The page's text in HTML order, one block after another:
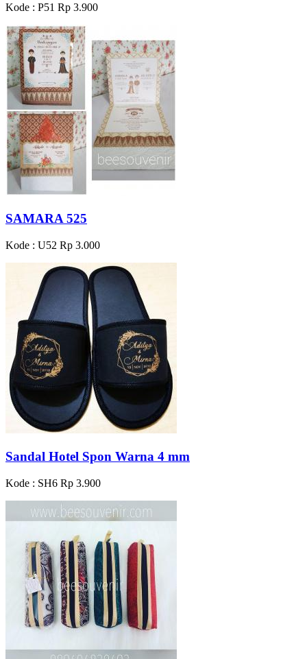
Kode : P51 Rp 3.900
SAMARA 525
Kode : U52 Rp 3.000
Sandal Hotel Spon Warna 4 mm
Kode : SH6 Rp 3.900